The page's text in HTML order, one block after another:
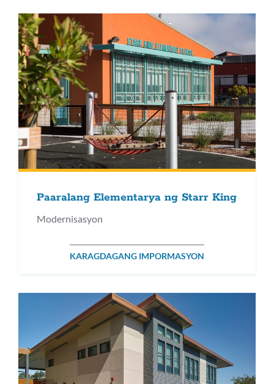
Paaralang Elementarya ng Starr King
Modernisasyon
KARAGDAGANG IMPORMASYON